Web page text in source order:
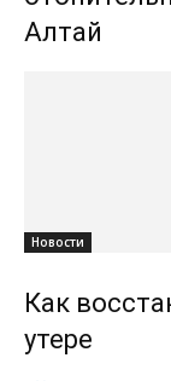
Алтай
Новости
Как
утере